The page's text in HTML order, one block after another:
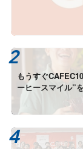
もうすぐ
ーヒースマイル”